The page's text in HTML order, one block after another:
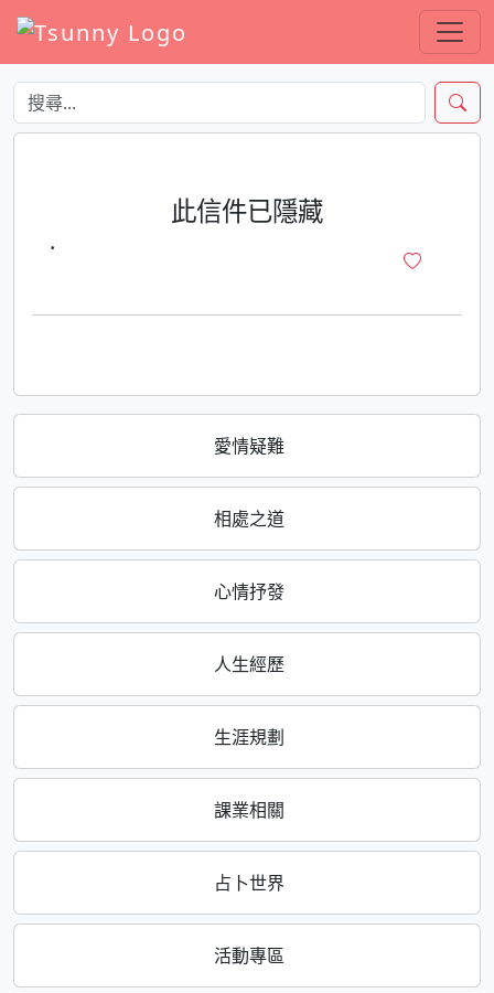
愛情疑難
相處之道
心情抒發
人生經歷
生涯規劃
課業相關
占卜世界
活動專區
此信件已隱藏
·